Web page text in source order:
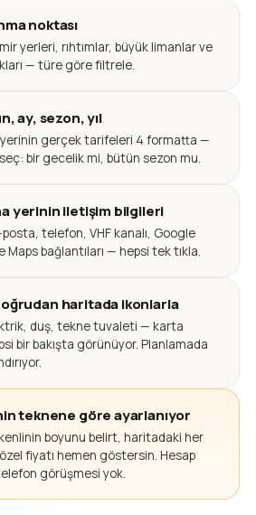
noktası
yerleri, rıhtımlar, büyük limanlar ve
— türe göre filtrele.
ay, sezon, yıl
yerinin gerçek tarifeleri 4 formatta —
bir gecelik mi, bütün sezon mu.
yerinin iletişim bilgileri
telefon, VHF kanalı, Google
Maps bağlantıları — hepsi tek tıkla.
haritada ikonlarla
duş, tekne tuvaleti — karta
bir bakışta görünüyor. Planlamada
teknene göre ayarlanıyor
boyunu belirt, haritadaki her
fiyatı hemen göstersin. Hesap
görüşmesi yok.